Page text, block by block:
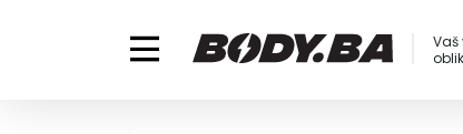
Vaš